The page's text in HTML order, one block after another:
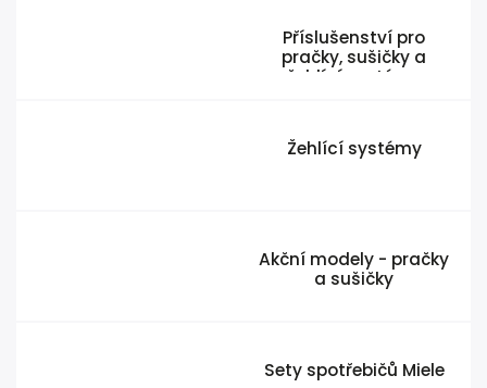
Příslušenství pro
pračky, sušičky a
žehlící systémy
Žehlící systémy
Akční modely - pračky
a sušičky
Sety spotřebičů Miele